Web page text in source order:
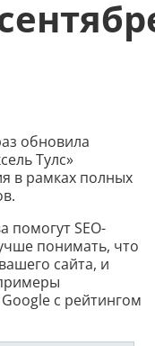
обновила
Тулс»
в рамках полных
помогут SEO-
понимать, что
сайта, и
с рейтингом